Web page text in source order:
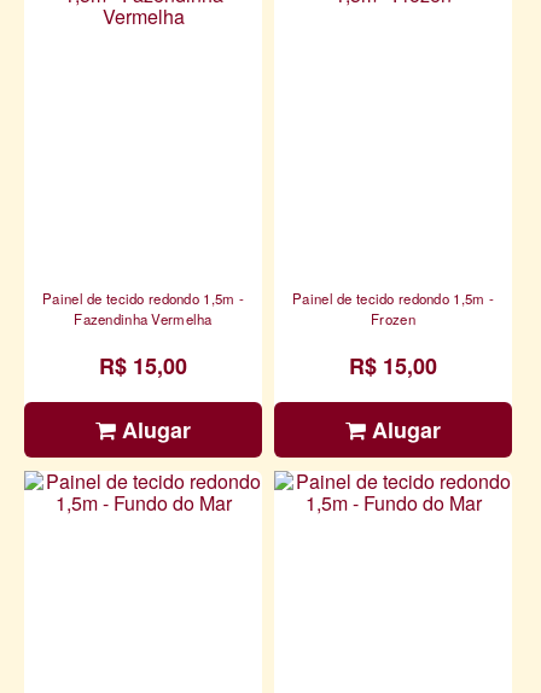
Painel de tecido redondo 1,5m -
Fazendinha Vermelha
R$ 15,00
Alugar
Painel de tecido redondo 1,5m -
Frozen
R$ 15,00
Alugar